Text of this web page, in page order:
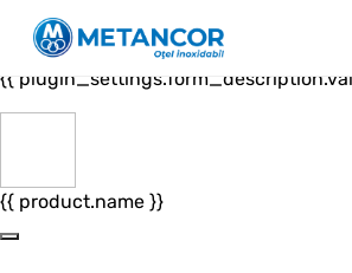
Close
{{ plugin_settings.form_header.value }}
{{
{{ product.name }}